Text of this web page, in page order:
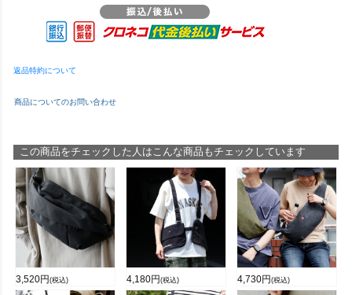
返品特約について
商品についてのお問い合わせ
この商品をチェックした人はこんな商品もチェックしています
3,520円(税込) 4,180円(税込) 4,730円(税込)